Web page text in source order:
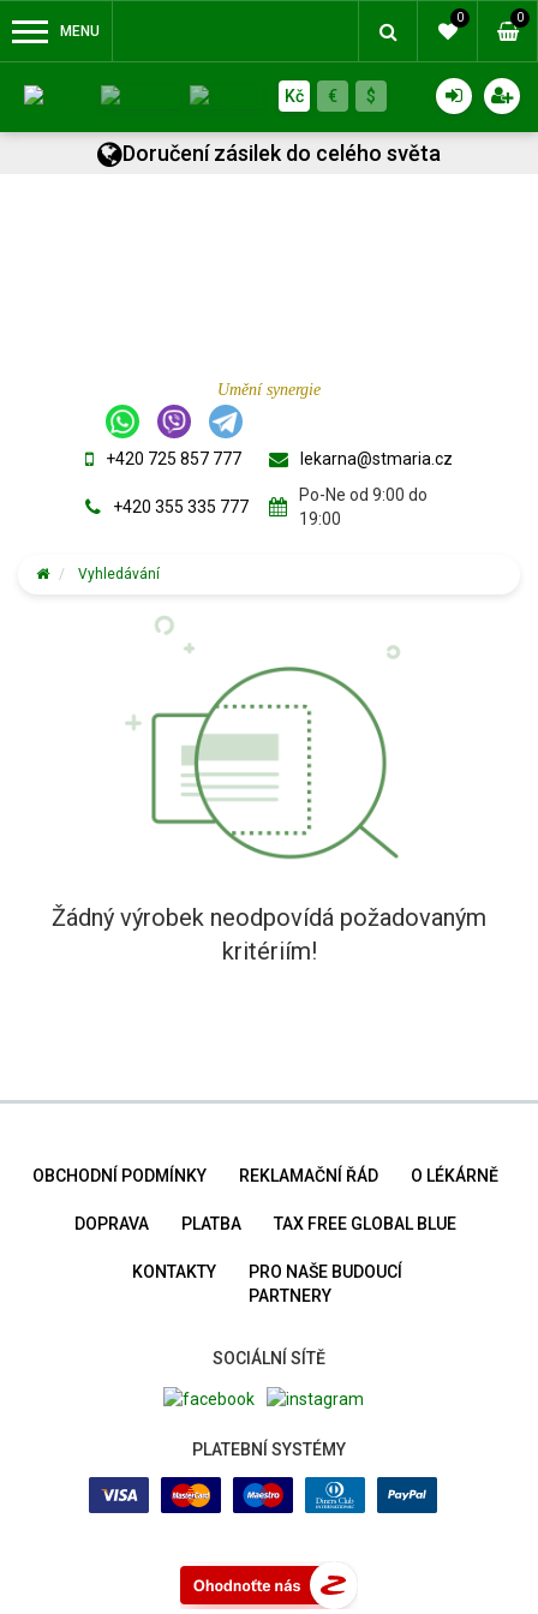
MENU
0 0
Kč € $
Doručení zásilek do celého světa
Umění synergie
+420 725 857 777
+420 355 335 777
lekarna@stmaria.cz
Po-Ne od 9:00 do
19:00
Vyhledávání
Žádný výrobek neodpovídá požadovaným
kritériím!
OBCHODNÍ PODMÍNKY REKLAMAČNÍ ŘÁD O LÉKÁRNĚ
DOPRAVA PLATBA TAX FREE GLOBAL BLUE
KONTAKTY
PRO NAŠE BUDOUCÍ
PARTNERY
SOCIÁLNÍ SÍTĚ
PLATEBNÍ SYSTÉMY